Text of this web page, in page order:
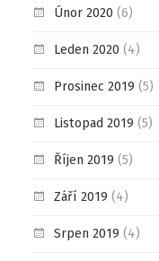
Únor 2020 (6)
Leden 2020 (4)
Prosinec 2019 (5)
Listopad 2019 (5)
Říjen 2019 (5)
Září 2019 (4)
Srpen 2019 (4)